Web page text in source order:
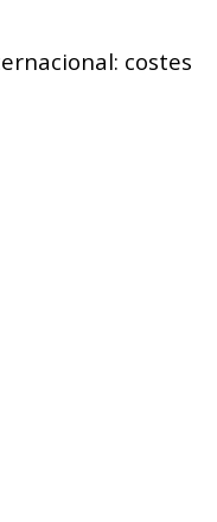
costes